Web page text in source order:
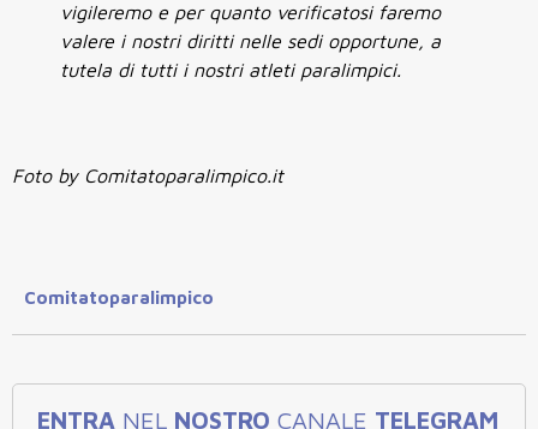
vigileremo e per quanto verificatosi faremo
valere i nostri diritti nelle sedi opportune, a
tutela di tutti i nostri atleti paralimpici.
Foto by Comitatoparalimpico.it
Comitatoparalimpico
ENTRA NEL NOSTRO CANALE TELEGRAM